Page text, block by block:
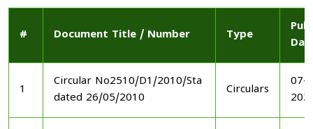
# Document Title / Number Type
1
Circular No2510/D1/2010/Sta
dated 26/05/2010
Circulars
07-